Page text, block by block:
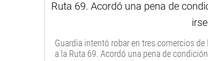
Guardia intentó robar en tres comercios
a la Ruta 69. Acordó una pena de